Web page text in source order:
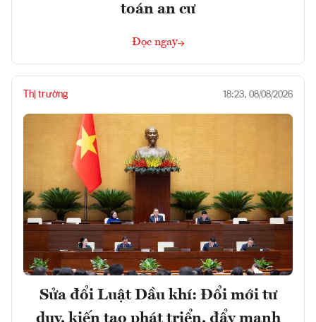
toán an cư
Đọc ngay
Thị trường 18:23, 08/08/2026
Sửa đổi Luật Dầu khí: Đổi mới tư
duy, kiến tạo phát triển, đẩy mạnh